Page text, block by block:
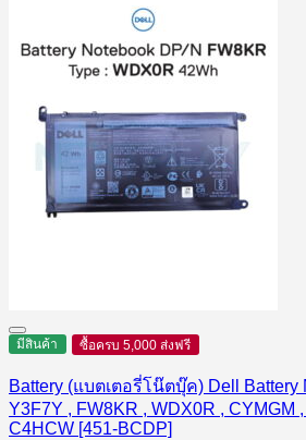
มีสินค้า ซื้อครบ 5,000 ส่งฟรี
Battery (แบตเตอรี่โน๊ตบุ๊ค) Dell Battery
Y3F7Y , FW8KR , WDX0R , CYMGM
C4HCW [451-BCDP]